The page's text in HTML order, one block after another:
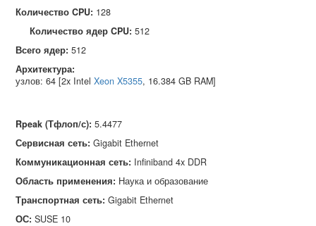
Количество CPU: 128
Количество ядер CPU: 512
Всего ядер: 512
Архитектура:
узлов: 64 [2x Intel Xeon X5355, 16.384 GB RAM]
Rpeak (Тфлоп/с): 5.4477
Сервисная сеть: Gigabit Ethernet
Коммуникационная сеть: Infiniband 4x DDR
Область применения: Наука и образование
Транспортная сеть: Gigabit Ethernet
ОС: SUSE 10